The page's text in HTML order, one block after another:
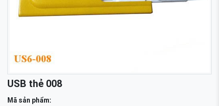
USB thẻ 008
Mã sản phẩm: